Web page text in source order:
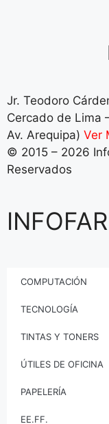
Jr. Teodoro
Cercado de Lima
Av. Arequipa) Ver
© 2015 – 2026
Reservados
COMPUTACIÓN
TECNOLOGÍA
TINTAS Y TONERS
ÚTILES DE OFICINA
PAPELERÍA
EE.FF.